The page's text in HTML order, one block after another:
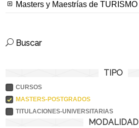
Masters y Maestrías de TURISMO
Buscar
TIPO
CURSOS
MASTERS-POSTGRADOS
TITULACIONES-UNIVERSITARIAS
MODALIDAD